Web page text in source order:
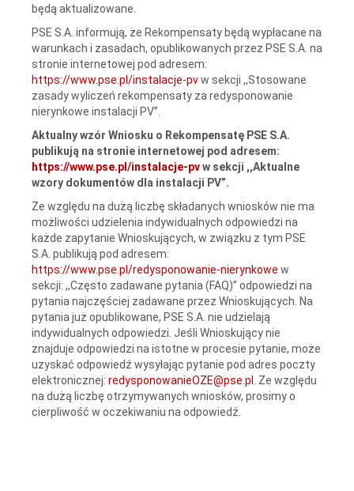
będą aktualizowane.
PSE S.A. informują, że Rekompensaty będą wypłacane na
warunkach i zasadach, opublikowanych przez PSE S.A. na
stronie internetowej pod adresem:
https://www.pse.pl/instalacje-pvw sekcji ,,Stosowane
zasady wyliczeń rekompensaty za redysponowanie
nierynkowe instalacji PV”.
Aktualny wzór Wniosku o Rekompensatę PSE S.A.
publikują na stronie internetowej pod adresem:
https://www.pse.pl/instalacje-pvw sekcji ,,Aktualne
wzory dokumentów dla instalacji PV”.
Ze względu na dużą liczbę składanych wniosków nie ma
możliwości udzielenia indywidualnych odpowiedzi na
każde zapytanie Wnioskujących, w związku z tym PSE
S.A. publikują pod adresem:
https://www.pse.pl/redysponowanie-nierynkowe w
sekcji: ,,Często zadawane pytania (FAQ)” odpowiedzi na
pytania najczęściej zadawane przez Wnioskujących. Na
pytania już opublikowane, PSE S.A. nie udzielają
indywidualnych odpowiedzi. Jeśli Wnioskujący nie
znajduje odpowiedzi na istotne w procesie pytanie, może
uzyskać odpowiedź wysyłając pytanie pod adres poczty
elektronicznej: redysponowanieOZE@pse.pl
. Ze względu
na dużą liczbę otrzymywanych wniosków, prosimy o
cierpliwość w oczekiwaniu na odpowiedź.